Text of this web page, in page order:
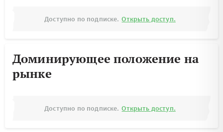
Доступно по подписке. Открыть доступ.
Доминирующее положение на
рынке
Доступно по подписке. Открыть доступ.